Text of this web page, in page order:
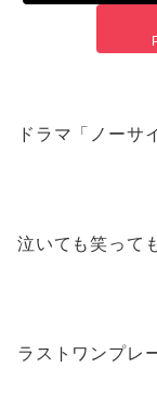
ドラマ「ノーサ
泣いても笑って
ラストワンプレ